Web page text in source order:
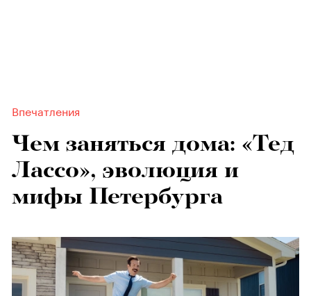
Впечатления
Чем заняться дома: «Тед
Лассо», эволюция и
мифы Петербурга